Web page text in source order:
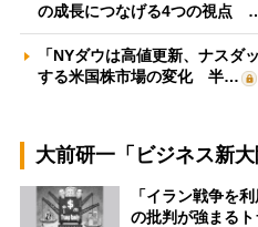
の成長につなげる4つの視点
「NYダウは高値更新、ナスダ
する米国株市場の変化 半…
大前研一「ビジネス新
「イラン戦争を
の批判が強まる